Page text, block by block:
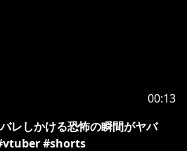
00:13
レしかける恐怖の瞬間がヤバ
#shorts